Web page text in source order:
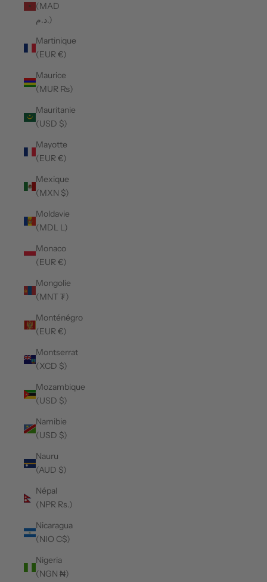
(MAD
د.م.)
Martinique
(EUR €)
Maurice
(MUR ₨)
Mauritanie
(USD $)
Mayotte
(EUR €)
Mexique
(MXN $)
Moldavie
(MDL L)
Monaco
(EUR €)
Mongolie
(MNT ₮)
Monténégro
(EUR €)
Montserrat
(XCD $)
Mozambique
(USD $)
Namibie
(USD $)
Nauru
(AUD $)
Népal
(NPR Rs.)
Nicaragua
(NIO C$)
Nigeria
(NGN ₦)